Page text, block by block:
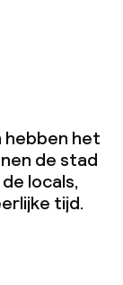
hebben het
de stad
locals,
tijd.